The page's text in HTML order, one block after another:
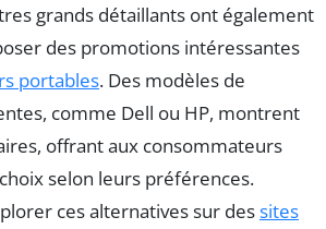
grands détaillants ont également
des promotions intéressantes
portables. Des modèles de
comme Dell ou HP, montrent
offrant aux consommateurs
selon leurs préférences.
ces alternatives sur dessites